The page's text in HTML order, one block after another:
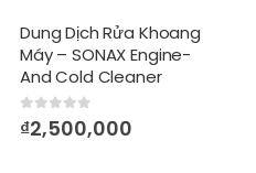
Dung Dịch Rửa Khoang
Máy – SONAX Engine-
And Cold Cleaner
Concentrate
0out of 5
₫2,500,000